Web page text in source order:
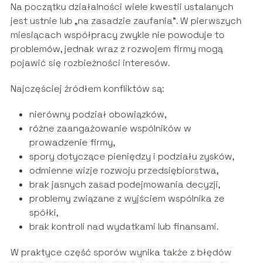
Na początku działalności wiele kwestii ustalanych
jest ustnie lub „na zasadzie zaufania”. W pierwszych
miesiącach współpracy zwykle nie powoduje to
problemów, jednak wraz z rozwojem firmy mogą
pojawić się rozbieżności interesów.
Najczęściej źródłem konfliktów są:
nierówny podział obowiązków,
różne zaangażowanie wspólników w
prowadzenie firmy,
spory dotyczące pieniędzy i podziału zysków,
odmienne wizje rozwoju przedsiębiorstwa,
brak jasnych zasad podejmowania decyzji,
problemy związane z wyjściem wspólnika ze
spółki,
brak kontroli nad wydatkami lub finansami.
W praktyce część sporów wynika także z błędów